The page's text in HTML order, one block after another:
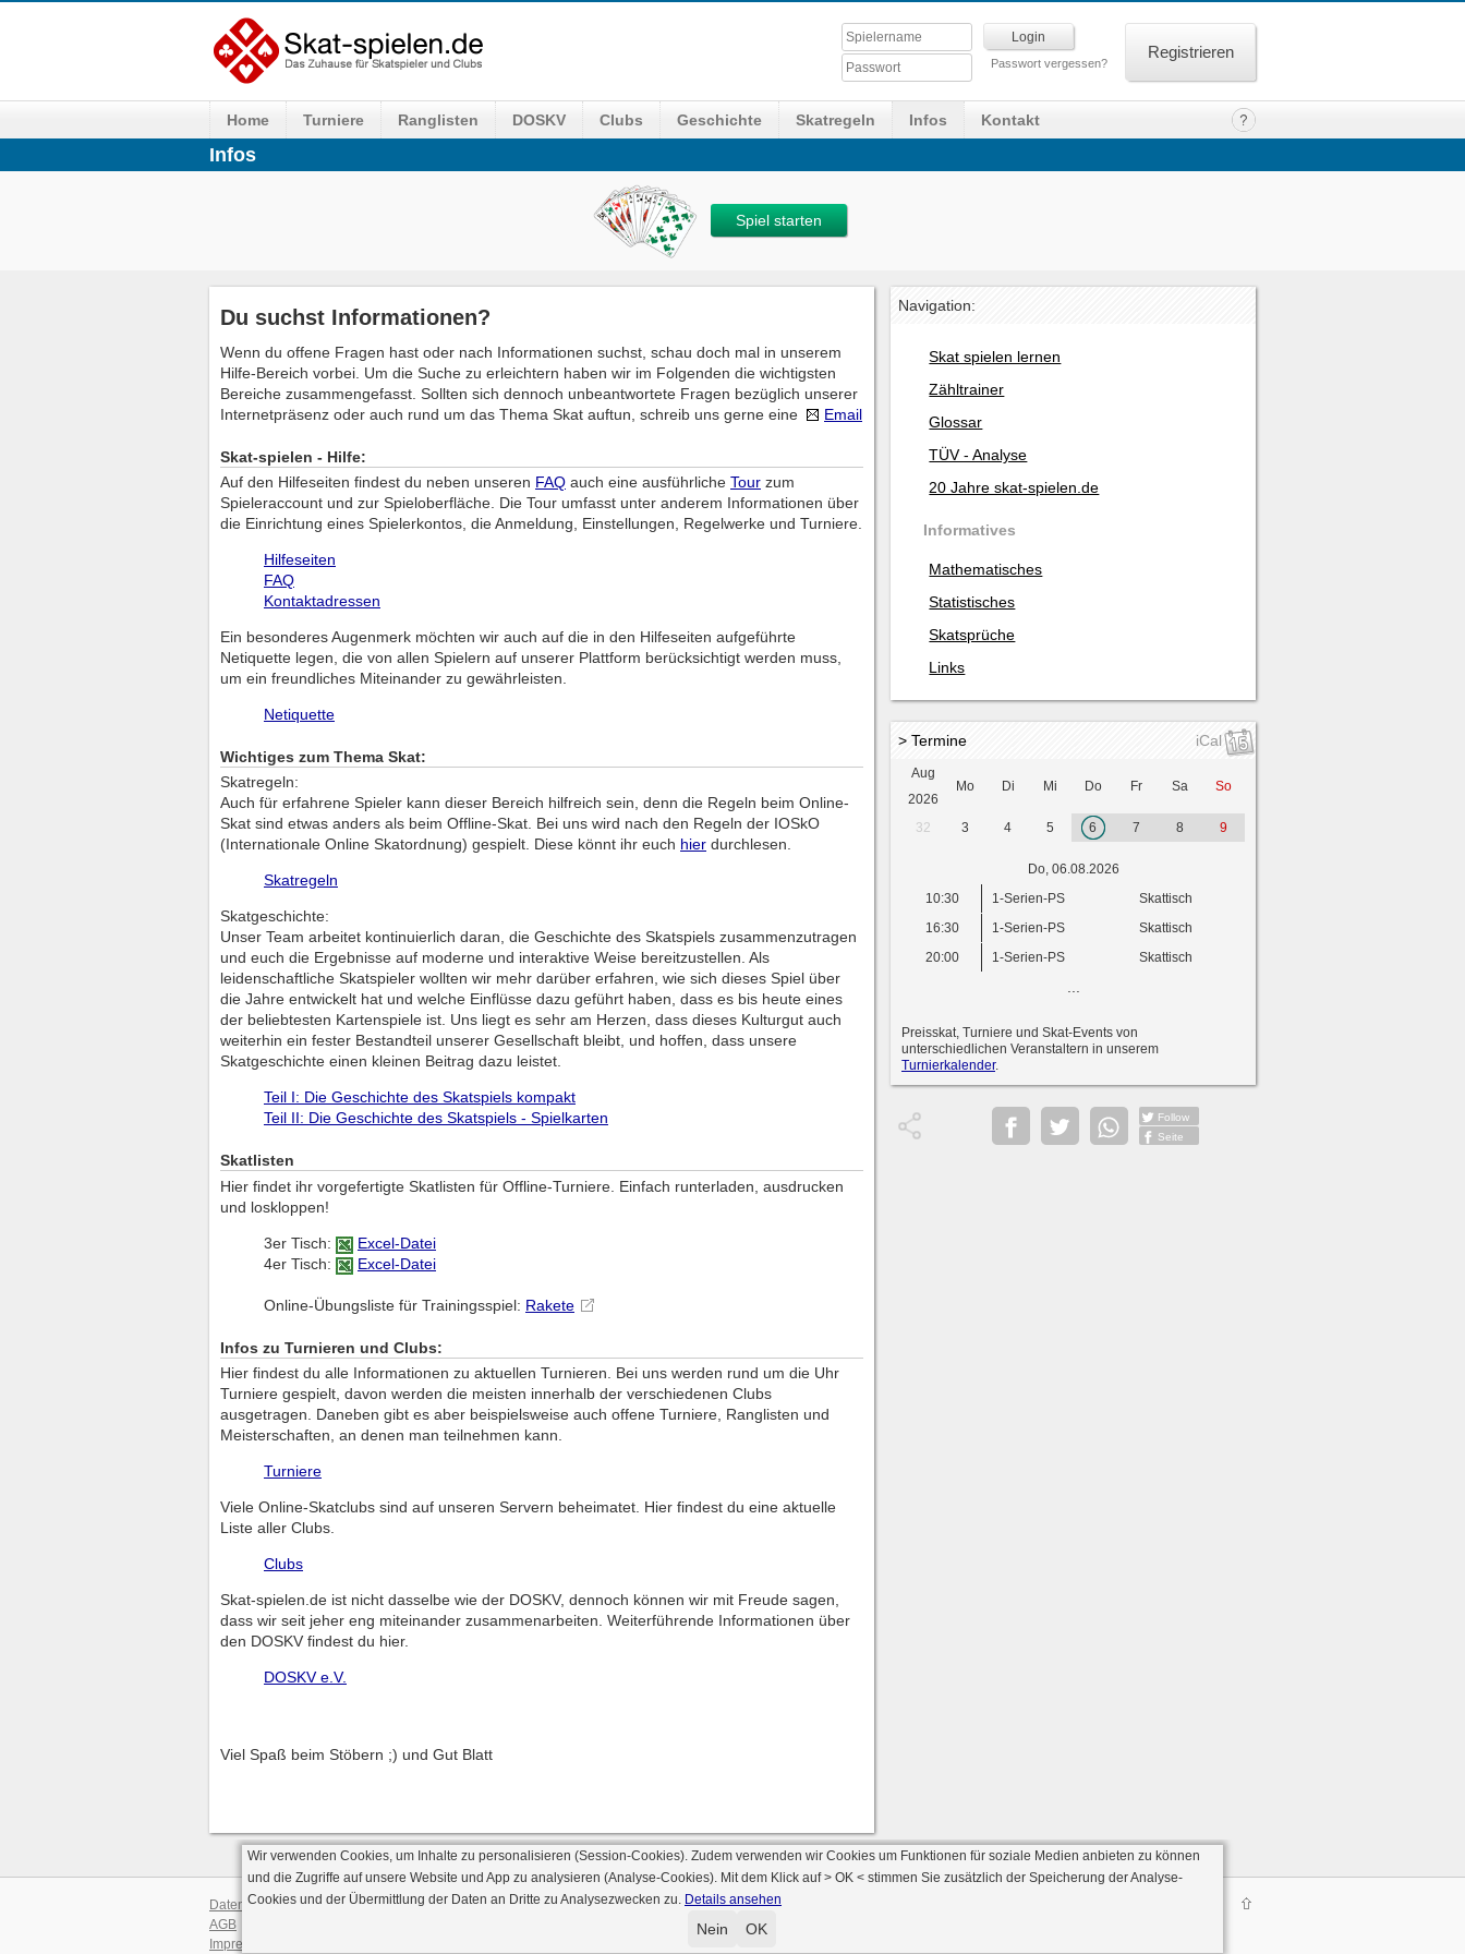
Passwort vergessen?
Registrieren
Home Turniere Ranglisten DOSKV Clubs Geschichte Skatregeln Infos Kontakt
Infos
Spiel starten
Du suchst Informationen?
Wenn du offene Fragen hast oder nach Informationen suchst, schau doch mal in unserem
Hilfe-Bereich vorbei. Um die Suche zu erleichtern haben wir im Folgenden die wichtigsten
Bereiche zusammengefasst. Sollten sich dennoch unbeantwortete Fragen bezüglich unserer
Internetpräsenz oder auch rund um das Thema Skat auftun, schreib uns gerne eine
Email
Skat-spielen - Hilfe:
Auf den Hilfeseiten findest du neben unseren FAQ auch eine ausführliche Tour zum
Spieleraccount und zur Spieloberfläche. Die Tour umfasst unter anderem Informationen über
die Einrichtung eines Spielerkontos, die Anmeldung, Einstellungen, Regelwerke und Turniere.
Hilfeseiten
FAQ
Kontaktadressen
Ein besonderes Augenmerk möchten wir auch auf die in den Hilfeseiten aufgeführte
Netiquette legen, die von allen Spielern auf unserer Plattform berücksichtigt werden muss,
um ein freundliches Miteinander zu gewährleisten.
Netiquette
Wichtiges zum Thema Skat:
Skatregeln:
Auch für erfahrene Spieler kann dieser Bereich hilfreich sein, denn die Regeln beim Online-
Skat sind etwas anders als beim Offline-Skat. Bei uns wird nach den Regeln der IOSkO
(Internationale Online Skatordnung) gespielt. Diese könnt ihr euch hier durchlesen.
Skatregeln
Skatgeschichte:
Unser Team arbeitet kontinuierlich daran, die Geschichte des Skatspiels zusammenzutragen
und euch die Ergebnisse auf moderne und interaktive Weise bereitzustellen. Als
leidenschaftliche Skatspieler wollten wir mehr darüber erfahren, wie sich dieses Spiel über
die Jahre entwickelt hat und welche Einflüsse dazu geführt haben, dass es bis heute eines
der beliebtesten Kartenspiele ist. Uns liegt es sehr am Herzen, dass dieses Kulturgut auch
weiterhin ein fester Bestandteil unserer Gesellschaft bleibt, und hoffen, dass unsere
Skatgeschichte einen kleinen Beitrag dazu leistet.
Teil I: Die Geschichte des Skatspiels kompakt
Teil II: Die Geschichte des Skatspiels - Spielkarten
Skatlisten
Hier findet ihr vorgefertigte Skatlisten für Offline-Turniere. Einfach runterladen, ausdrucken
und loskloppen!
3er Tisch:
Excel-Datei
4er Tisch:
Excel-Datei
Online-Übungsliste für Trainingsspiel: Rakete
Infos zu Turnieren und Clubs:
Hier findest du alle Informationen zu aktuellen Turnieren. Bei uns werden rund um die Uhr
Turniere gespielt, davon werden die meisten innerhalb der verschiedenen Clubs
ausgetragen. Daneben gibt es aber beispielsweise auch offene Turniere, Ranglisten und
Meisterschaften, an denen man teilnehmen kann.
Turniere
Viele Online-Skatclubs sind auf unseren Servern beheimatet. Hier findest du eine aktuelle
Liste aller Clubs.
Clubs
Skat-spielen.de ist nicht dasselbe wie der DOSKV, dennoch können wir mit Freude sagen,
dass wir seit jeher eng miteinander zusammenarbeiten. Weiterführende Informationen über
den DOSKV findest du hier.
DOSKV e.V.
Viel Spaß beim Stöbern ;) und Gut Blatt
Navigation:
Skat spielen lernen
Zähltrainer
Glossar
TÜV - Analyse
20 Jahre skat-spielen.de
Informatives
Mathematisches
Statistisches
Skatsprüche
Links
> Termine iCal
Aug
2026
Mo Di Mi Do Fr Sa So
32 3 4 5 6 7 8 9
Do, 06.08.2026
10:30
1-Serien-PS
Skattisch
16:30
1-Serien-PS
Skattisch
20:00
1-Serien-PS Skattisch
Preisskat, Turniere und Skat-Events von
unterschiedlichen Veranstaltern in unserem
Turnierkalender.
Follow
Seite
Datenschutz
AGB
Impressum
© 2000 - 2026 skat-spielen.de
· Serverversion: 2026 6.241 · registrierte Spieler: 501.031 ·
Wir verwenden Cookies, um Inhalte zu personalisieren (Session-Cookies). Zudem verwenden wir Cookies um Funktionen für soziale Medien anbieten zu können
und die Zugriffe auf unsere Website und App zu analysieren (Analyse-Cookies). Mit dem Klick auf> OK <stimmen Sie zusätzlich der Speicherung der Analyse-
Cookies und der Übermittlung der Daten an Dritte zu Analysezwecken zu. Details ansehen
Nein OK